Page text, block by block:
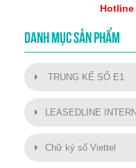
Hotline
DANH MỤC SẢN PHẨM
TRUNG KẾ SỐ E1
LEASEDLINE
Chữ ký số Viettel